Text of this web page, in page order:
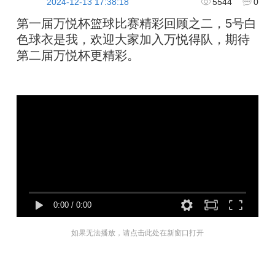
第一届万悦杯篮球比赛精彩回顾之二，5号白
色球衣是我，欢迎大家加入万悦得队，期待
第二届万悦杯更精彩。
0:00/ 0:00
如果无法播放，请点击此处在新窗口打开